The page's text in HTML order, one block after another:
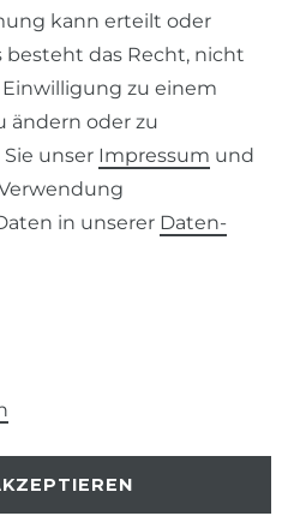
kann erteilt oder
besteht das Recht, nicht
zu einem
ändern oder zu
unser Impressum und
in unserer Daten­